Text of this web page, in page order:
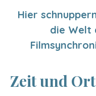
Hier
die Welt
Zeit und Ort